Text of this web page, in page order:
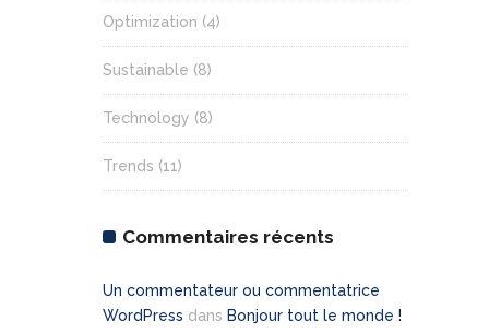
Optimization (4)
Sustainable (8)
Technology (8)
Trends (11)
Commentaires récents
Un commentateur ou commentatrice
WordPress dans Bonjour tout le monde !